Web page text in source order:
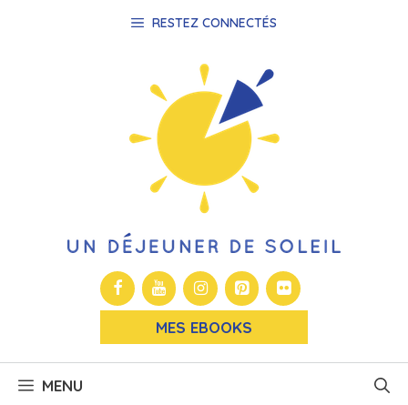
RESTEZ CONNECTÉS
MES EBOOKS
MENU